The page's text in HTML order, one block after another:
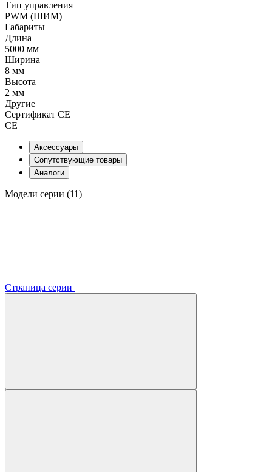
Тип управления
PWM (ШИМ)
Габариты
Длина
5000 мм
Ширина
8 мм
Высота
2 мм
Другие
Сертификат CE
CE
Аксессуары
Сопутствующие товары
Аналоги
Модели серии (11)
Страница серии